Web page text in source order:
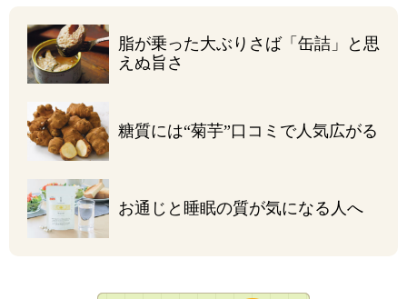
脂が乗った大ぶりさば「缶詰」と思
えぬ旨さ
糖質には“菊芋”口コミで人気広がる
お通じと睡眠の質が気になる人へ